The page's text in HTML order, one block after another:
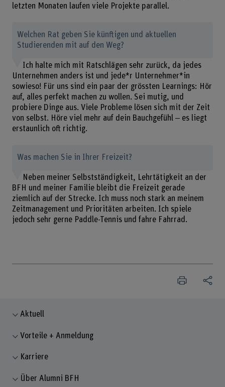
letzten Monaten laufen viele Projekte parallel.
Welchen Rat geben Sie künftigen und aktuellen
Studierenden mit auf den Weg?
Ich halte mich mit Ratschlägen sehr zurück, da jedes
Unternehmen anders ist und jede*r Unternehmer*in
sowieso! Für uns sind ein paar der grössten Learnings: Hör
auf, alles perfekt machen zu wollen. Sei mutig, und
probiere Dinge aus. Viele Probleme lösen sich mit der Zeit
von selbst. Höre viel mehr auf dein Bauchgefühl ‒ es liegt
erstaunlich oft richtig.
Was machen Sie in Ihrer Freizeit?
Neben meiner Selbstständigkeit, Lehrtätigkeit an der
BFH und meiner Familie bleibt die Freizeit gerade
ziemlich auf der Strecke. Ich muss noch stark an meinem
Zeitmanagement und Prioritäten arbeiten. Ich spiele
jedoch sehr gerne Paddle-Tennis und fahre Fahrrad.
Aktuell
Vorteile + Anmeldung
Karriere
Über Alumni BFH